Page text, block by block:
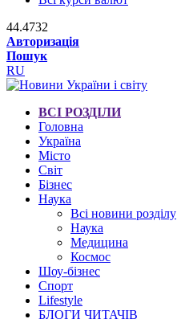
44.4732
Авторизація
Пошук
RU
ВСІ РОЗДІЛИ
Головна
Україна
Місто
Світ
Бізнес
Наука
Всі новини розділу
Наука
Медицина
Космос
Шоу-бізнес
Спорт
Lifestyle
БЛОГИ ЧИТАЧІВ